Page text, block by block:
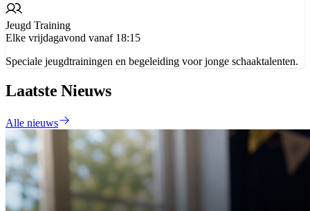
Jeugd Training
Elke vrijdagavond vanaf 18:15
Speciale jeugdtrainingen en begeleiding voor jonge schaaktalenten.
Laatste Nieuws
Alle nieuws